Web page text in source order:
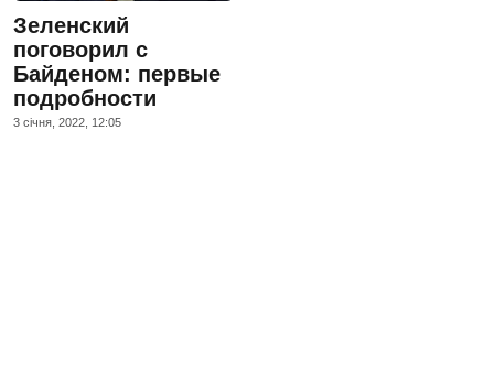
Зеленский
поговорил с
Байденом: первые
подробности
3 сiчня, 2022, 12:05